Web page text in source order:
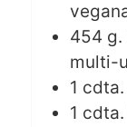
454 g.
multi-
1 cdta.
1 cdta.